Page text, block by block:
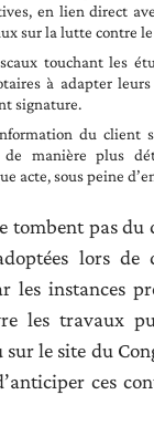
en lien direct
sur la lutte contre
touchant les
à adapter
signature.
du client
manière plus
acte, sous peine
tombent pas du
lors de
les instances
les travaux
le site du
ces